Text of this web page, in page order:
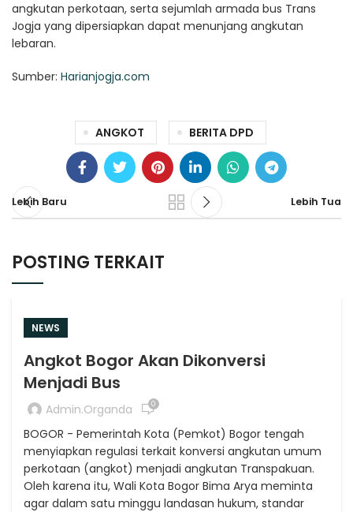
angkutan perkotaan, serta sejumlah armada bus Trans
Jogja yang dipersiapkan dapat menunjang angkutan
lebaran.
Sumber: Harianjogja.com
ANGKOT BERITA DPD
Lebih Baru Lebih Tua
POSTING TERKAIT
NEWS
Angkot Bogor Akan Dikonversi
Menjadi Bus
Admin.organda 0
BOGOR - Pemerintah Kota (Pemkot) Bogor tengah
menyiapkan regulasi terkait konversi angkutan umum
perkotaan (angkot) menjadi angkutan Transpakuan.
Oleh karena itu, Wali Kota Bogor Bima Arya meminta
agar dalam satu minggu landasan hukum, standar